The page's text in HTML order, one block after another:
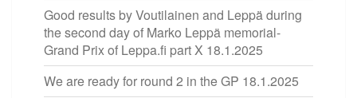
Good results by Voutilainen and Leppä during
the second day of Marko Leppä memorial-
Grand Prix of Leppa.fi part X 18.1.2025
We are ready for round 2 in the GP 18.1.2025